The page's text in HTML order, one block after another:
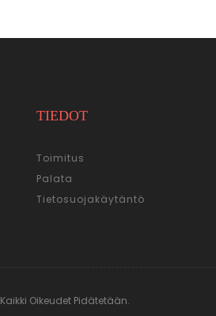
TIEDOT
Toimitus
Palata
Tietosuojakäytäntö
Kaikki Oikeudet Pidätetään.